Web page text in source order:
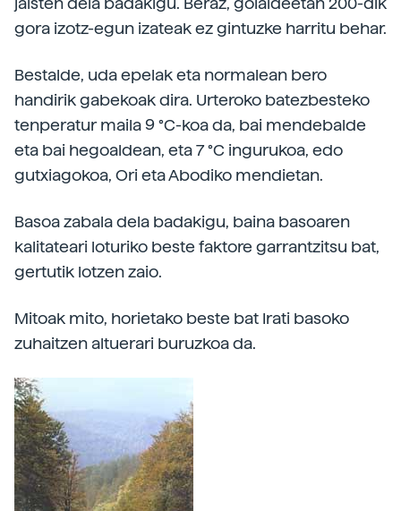
gora izotz-egun izateak ez gintuzke harritu behar.
Bestalde, uda epelak eta normalean bero
handirik gabekoak dira. Urteroko batezbesteko
tenperatur maila 9 °C-koa da, bai mendebalde
eta bai hegoaldean, eta 7 °C ingurukoa, edo
gutxiagokoa, Ori eta Abodiko mendietan.
Basoa zabala dela badakigu, baina basoaren
kalitateari loturiko beste faktore garrantzitsu bat,
gertutik lotzen zaio.
Mitoak mito, horietako beste bat Irati basoko
zuhaitzen altuerari buruzkoa da.